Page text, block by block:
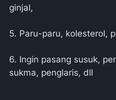
ginjal,
5. Paru-paru, kolesterol,
6. Ingin pasang susuk,
sukma, penglaris, dll